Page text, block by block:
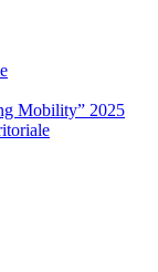
Mobility” 2025